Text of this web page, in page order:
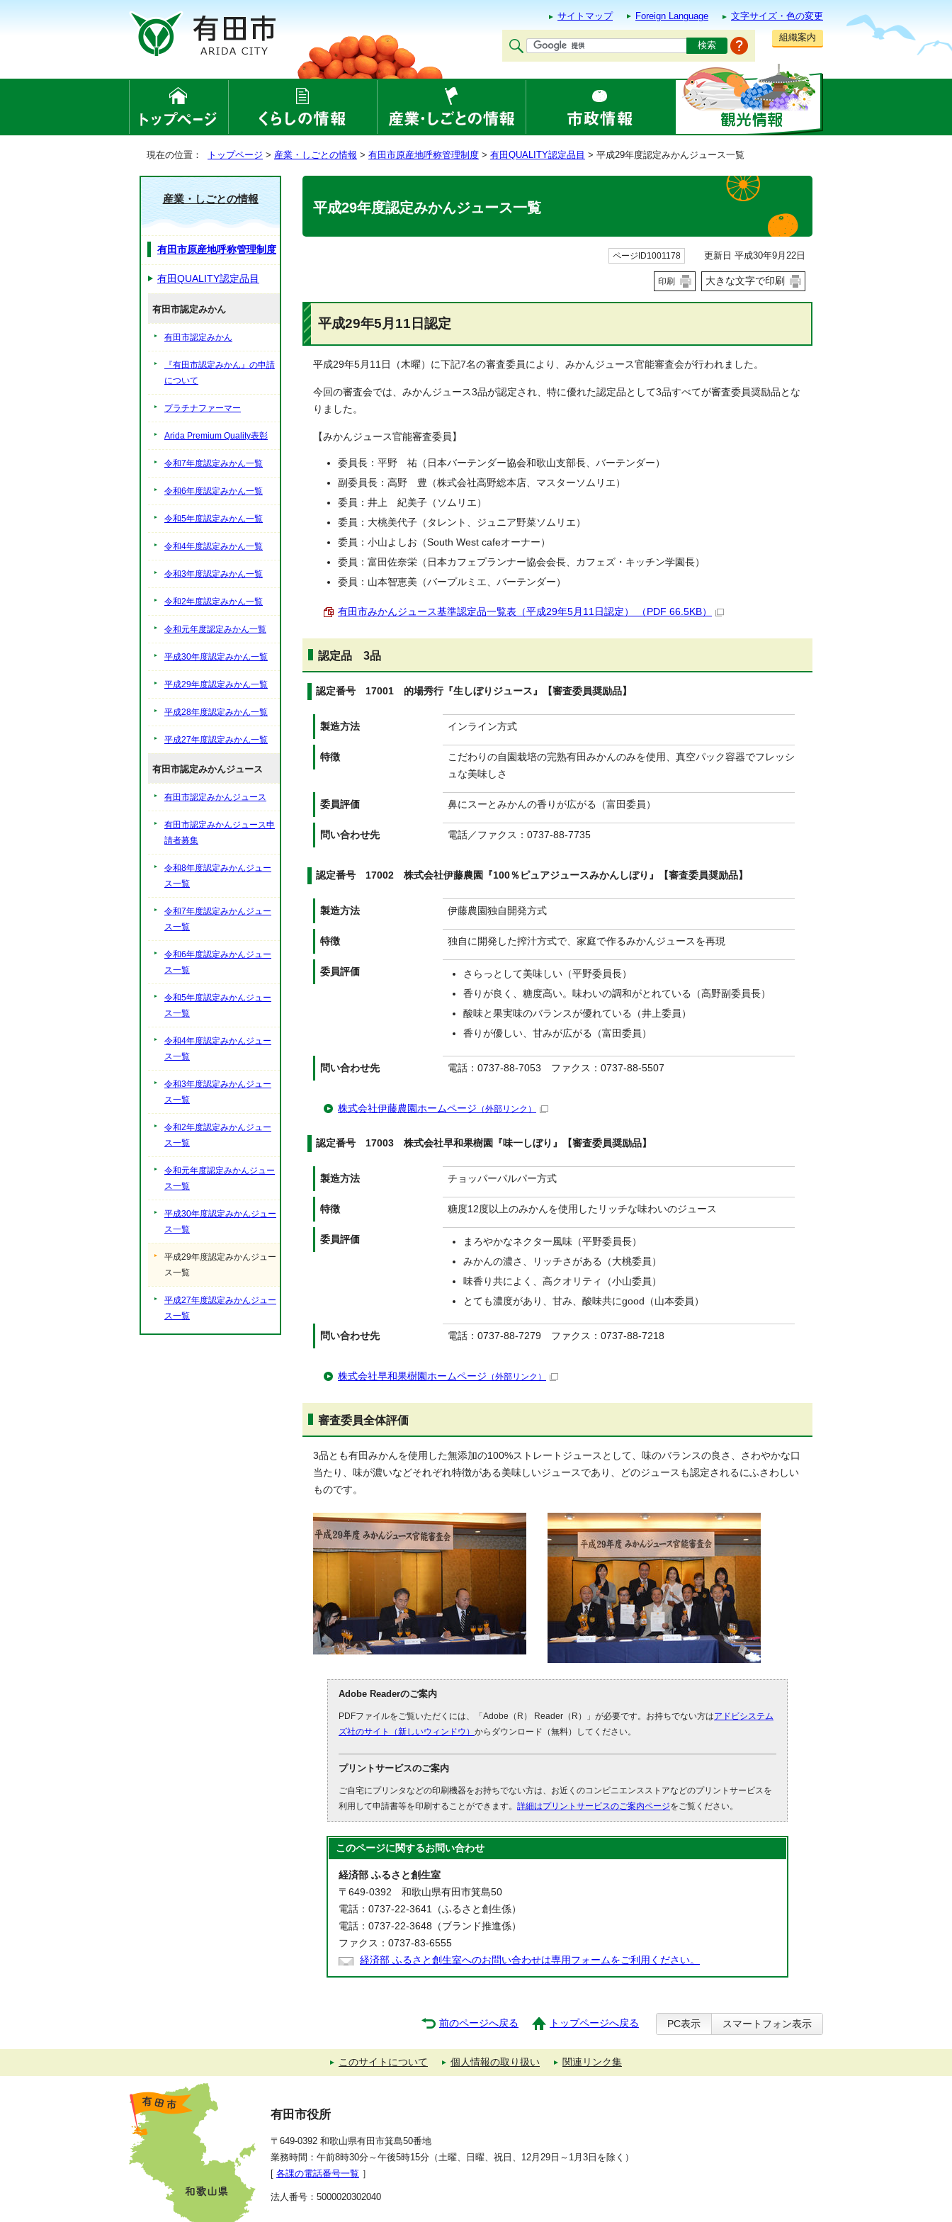
サイトマップ Foreign Language
文字サイズ・色の変更
組織案内
現在の位置： トップページ > 産業・しごとの情報 > 有田市原産地呼称管理制度 > 有田QUALITY認定品目 > 平成29年度認定みかんジュース一覧
平成29年度認定みかんジュース一覧
ページID1001178 更新日 平成30年9月22日
印刷 大きな文字で印刷
平成29年5月11日認定
平成29年5月11日（木曜）に下記7名の審査委員により、みかんジュース官能審査会が行われました。
今回の審査会では、みかんジュース3品が認定され、特に優れた認定品として3品すべてが審査委員奨励品とな
りました。
【みかんジュース官能審査委員】
委員長：平野 祐（日本バーテンダー協会和歌山支部長、バーテンダー）
副委員長：高野 豊（株式会社高野総本店、マスターソムリエ）
委員：井上 紀美子（ソムリエ）
委員：大桃美代子（タレント、ジュニア野菜ソムリエ）
委員：小山よしお（South West cafeオーナー）
委員：富田佐奈栄（日本カフェプランナー協会会長、カフェズ・キッチン学園長）
委員：山本智恵美（バープルミエ、バーテンダー）
有田市みかんジュース基準認定品一覧表（平成29年5月11日認定） （PDF 66.5KB）
認定品 3品
認定番号 17001 的場秀行『生しぼりジュース』【審査委員奨励品】
製造方法 インライン方式
特徴
こだわりの自園栽培の完熟有田みかんのみを使用、真空パック容器でフレッシ
ュな美味しさ
委員評価 鼻にスーとみかんの香りが広がる（富田委員）
問い合わせ先 電話／ファクス：0737-88-7735
認定番号 17002 株式会社伊藤農園『100％ピュアジュースみかんしぼり』【審査委員奨励品】
製造方法 伊藤農園独自開発方式
特徴 独自に開発した搾汁方式で、家庭で作るみかんジュースを再現
委員評価
さらっとして美味しい（平野委員長）
香りが良く、糖度高い。味わいの調和がとれている（高野副委員長）
酸味と果実味のバランスが優れている（井上委員）
香りが優しい、甘みが広がる（富田委員）
問い合わせ先 電話：0737-88-7053 ファクス：0737-88-5507
株式会社伊藤農園ホームページ （外部リンク）
認定番号 17003 株式会社早和果樹園『味一しぼり』【審査委員奨励品】
製造方法 チョッパーパルパー方式
特徴 糖度12度以上のみかんを使用したリッチな味わいのジュース
委員評価
まろやかなネクター風味（平野委員長）
みかんの濃さ、リッチさがある（大桃委員）
味香り共によく、高クオリティ（小山委員）
とても濃度があり、甘み、酸味共にgood（山本委員）
問い合わせ先 電話：0737-88-7279 ファクス：0737-88-7218
株式会社早和果樹園ホームページ （外部リンク）
審査委員全体評価
3品とも有田みかんを使用した無添加の100%ストレートジュースとして、味のバランスの良さ、さわやかな口
当たり、味が濃いなどそれぞれ特徴がある美味しいジュースであり、どのジュースも認定されるにふさわしい
ものです。
Adobe Readerのご案内
PDFファイルをご覧いただくには、「Adobe（R） Reader（R）」が必要です。お持ちでない方はアドビシステム
ズ社のサイト（新しいウィンドウ） からダウンロード（無料）してください。
プリントサービスのご案内
ご自宅にプリンタなどの印刷機器をお持ちでない方は、お近くのコンビニエンスストアなどのプリントサービスを
利用して申請書等を印刷することができます。 詳細はプリントサービスのご案内ページをご覧ください。
このページに関するお問い合わせ
経済部 ふるさと創生室
〒649-0392 和歌山県有田市箕島50
電話：0737-22-3641（ふるさと創生係）
電話：0737-22-3648（ブランド推進係）
ファクス：0737-83-6555
経済部 ふるさと創生室へのお問い合わせは専用フォームをご利用ください。
産業・しごとの情報
有田市原産地呼称管理制度
有田QUALITY認定品目
有田市認定みかん
有田市認定みかん
『有田市認定みかん』の申請
について
プラチナファーマー
Arida Premium Quality表彰
令和7年度認定みかん一覧
令和6年度認定みかん一覧
令和5年度認定みかん一覧
令和4年度認定みかん一覧
令和3年度認定みかん一覧
令和2年度認定みかん一覧
令和元年度認定みかん一覧
平成30年度認定みかん一覧
平成29年度認定みかん一覧
平成28年度認定みかん一覧
平成27年度認定みかん一覧
有田市認定みかんジュース
有田市認定みかんジュース
有田市認定みかんジュース申
請者募集
令和8年度認定みかんジュー
ス一覧
令和7年度認定みかんジュー
ス一覧
令和6年度認定みかんジュー
ス一覧
令和5年度認定みかんジュー
ス一覧
令和4年度認定みかんジュー
ス一覧
令和3年度認定みかんジュー
ス一覧
令和2年度認定みかんジュー
ス一覧
令和元年度認定みかんジュー
ス一覧
平成30年度認定みかんジュー
ス一覧
平成29年度認定みかんジュー
ス一覧
平成27年度認定みかんジュー
ス一覧
前のページへ戻る トップページへ戻る PC表示 スマートフォン表示
このサイトについて 個人情報の取り扱い 関連リンク集
有田市役所
〒649-0392 和歌山県有田市箕島50番地
業務時間：午前8時30分～午後5時15分（土曜、日曜、祝日、12月29日～1月3日を除く）
[ 各課の電話番号一覧 ］
法人番号：5000020302040